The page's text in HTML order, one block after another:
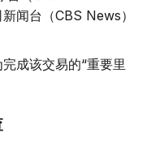
闻台（CBS News）
成该交易的“重要里